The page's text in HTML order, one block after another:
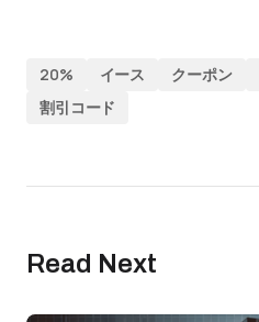
20% イース クーポン
割引コード
Read Next